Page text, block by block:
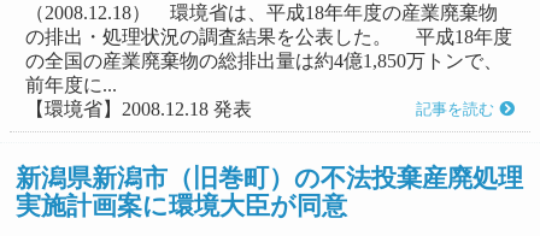
（2008.12.18） 環境省は、平成18年年度の産業廃棄物
の排出・処理状況の調査結果を公表した。 平成18年度
の全国の産業廃棄物の総排出量は約4億1,850万トンで、
前年度に...
【環境省】2008.12.18 発表
記事を読む
新潟県新潟市（旧巻町）の不法投棄産廃処理
実施計画案に環境大臣が同意